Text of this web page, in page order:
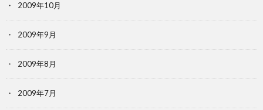
2009年10月
2009年9月
2009年8月
2009年7月